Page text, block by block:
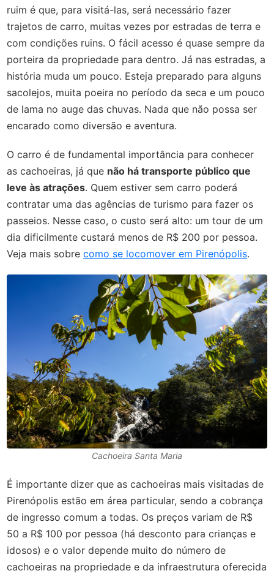
ruim é que, para visitá-las, será necessário fazer
trajetos de carro, muitas vezes por estradas de terra e
com condições ruins. O fácil acesso é quase sempre da
porteira da propriedade para dentro. Já nas estradas, a
história muda um pouco. Esteja preparado para alguns
sacolejos, muita poeira no período da seca e um pouco
de lama no auge das chuvas. Nada que não possa ser
encarado como diversão e aventura.
O carro é de fundamental importância para conhecer
as cachoeiras, já que não há transporte público que
leve às atrações. Quem estiver sem carro poderá
contratar uma das agências de turismo para fazer os
passeios. Nesse caso, o custo será alto: um tour de um
dia dificilmente custará menos de R$ 200 por pessoa.
Veja mais sobrecomo se locomover em Pirenópolis.
Cachoeira Santa Maria
É importante dizer que as cachoeiras mais visitadas de
Pirenópolis estão em área particular, sendo a cobrança
de ingresso comum a todas. Os preços variam de R$
50 a R$ 100 por pessoa (há desconto para crianças e
idosos) e o valor depende muito do número de
cachoeiras na propriedade e da infraestrutura oferecida